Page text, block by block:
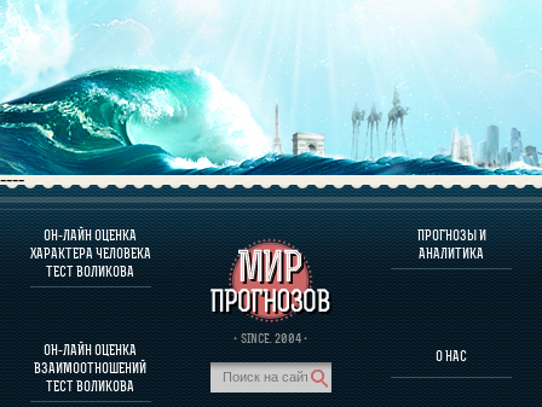
----
ОН-ЛАЙН ОЦЕНКА
ХАРАКТЕРА ЧЕЛОВЕКА
ТЕСТ ВОЛИКОВА
ОН-ЛАЙН ОЦЕНКА
ВЗАИМООТНОШЕНИЙ
ТЕСТ ВОЛИКОВА
· SINCE. 2004 ·
ПРОГНОЗЫ И
АНАЛИТИКА
О НАС
О ПРОГРАММЕ
ОЦЕНКА ХАРАКТЕРA ЧЕЛОВЕКА
ОЦЕНКА ХАРАКТЕРА ВЫДАЮЩИХСЯ ЛИЧНОСТЕЙ
О ПРОГРАММЕ
ПРОГНОЗЫ И АНАЛИТИКА